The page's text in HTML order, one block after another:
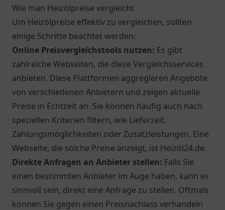
Wie man Heizölpreise vergleicht
Um Heizölpreise effektiv zu vergleichen, sollten
einige Schritte beachtet werden:
Online Preisvergleichstools nutzen: Es gibt
zahlreiche Webseiten, die diese Vergleichsservices
anbieten. Diese Plattformen aggregieren Angebote
von verschiedenen Anbietern und zeigen aktuelle
Preise in Echtzeit an. Sie können häufig auch nach
speziellen Kriterien filtern, wie Lieferzeit,
Zahlungsmöglichkeiten oder Zusatzleistungen. Eine
Webseite, die solche Preise anzeigt, ist Heizöl24.de.
Direkte Anfragen an Anbieter stellen: Falls Sie
einen bestimmten Anbieter im Auge haben, kann es
sinnvoll sein, direkt eine Anfrage zu stellen. Oftmals
können Sie gegen einen Preisnachlass verhandeln